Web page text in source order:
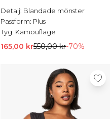
Detalj: Blandade mönster
Passform: Plus
Tyg: Kamouflage
165,00 kr550,00 kr-70%